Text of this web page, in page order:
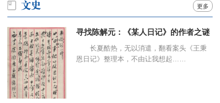
更多
寻找陈解元：《某人日记》的作者之谜
长夏酷热，无以消遣，翻看案头《王秉
恩日记》整理本，不由让我想起……